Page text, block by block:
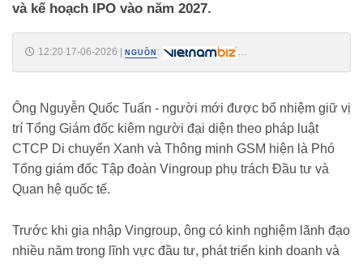
và kế hoạch IPO vào năm 2027.
12:20 17-06-2026 NGUỒN :
Ông Nguyễn Quốc Tuấn - người mới được bổ nhiệm giữ vị
trí Tổng Giám đốc kiêm người đại diện theo pháp luật
CTCP Di chuyển Xanh và Thông minh GSM hiện là Phó
Tổng giám đốc Tập đoàn Vingroup phụ trách Đầu tư và
Quan hệ quốc tế.
Trước khi gia nhập Vingroup, ông có kinh nghiệm lãnh đạo
nhiều năm trong lĩnh vực đầu tư, phát triển kinh doanh và